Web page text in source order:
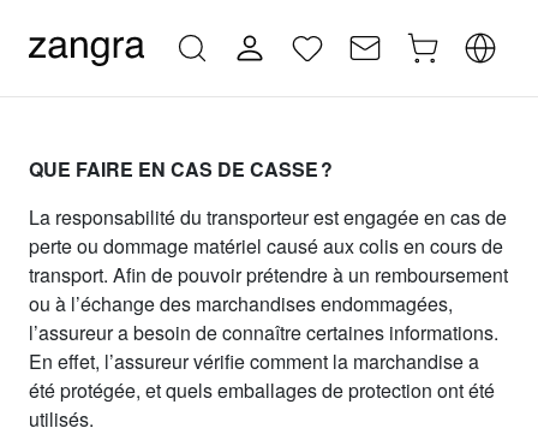
QUE FAIRE EN CAS DE CASSE ?
La responsabilité du transporteur est engagée en cas de
perte ou dommage matériel causé aux colis en cours de
transport. Afin de pouvoir prétendre à un remboursement
ou à l’échange des marchandises endommagées,
l’assureur a besoin de connaître certaines informations.
En effet, l’assureur vérifie comment la marchandise a
été protégée, et quels emballages de protection ont été
utilisés.